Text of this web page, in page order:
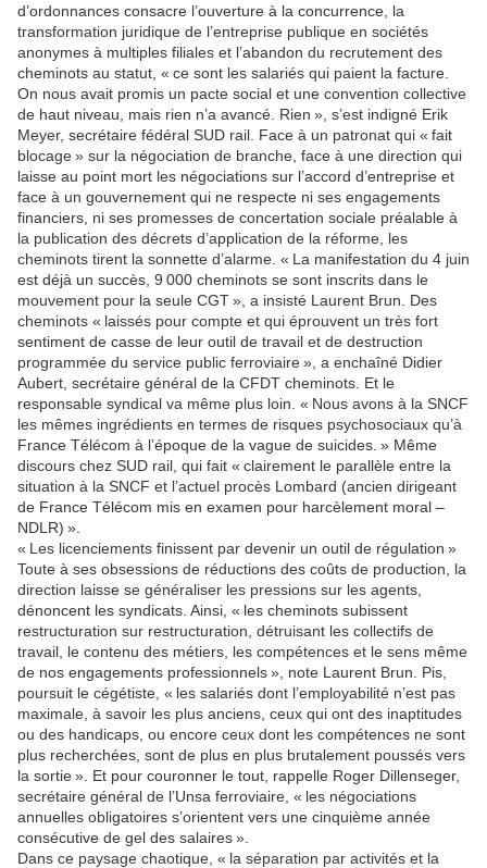
d’ordonnances consacre l’ouverture à la concurrence, la
transformation juridique de l’entreprise publique en sociétés
anonymes à multiples filiales et l’abandon du recrutement des
cheminots au statut, « ce sont les salariés qui paient la facture.
On nous avait promis un pacte social et une convention collective
de haut niveau, mais rien n’a avancé. Rien », s’est indigné Erik
Meyer, secrétaire fédéral SUD rail. Face à un patronat qui « fait
blocage » sur la négociation de branche, face à une direction qui
laisse au point mort les négociations sur l’accord d’entreprise et
face à un gouvernement qui ne respecte ni ses engagements
financiers, ni ses promesses de concertation sociale préalable à
la publication des décrets d’application de la réforme, les
cheminots tirent la sonnette d’alarme. « La manifestation du 4 juin
est déjà un succès, 9 000 cheminots se sont inscrits dans le
mouvement pour la seule CGT », a insisté Laurent Brun. Des
cheminots « laissés pour compte et qui éprouvent un très fort
sentiment de casse de leur outil de travail et de destruction
programmée du service public ferroviaire », a enchaîné Didier
Aubert, secrétaire général de la CFDT cheminots. Et le
responsable syndical va même plus loin. « Nous avons à la SNCF
les mêmes ingrédients en termes de risques psychosociaux qu’à
France Télécom à l’époque de la vague de suicides. » Même
discours chez SUD rail, qui fait « clairement le parallèle entre la
situation à la SNCF et l’actuel procès Lombard (ancien dirigeant
de France Télécom mis en examen pour harcèlement moral –
NDLR) ».
« Les licenciements finissent par devenir un outil de régulation »
Toute à ses obsessions de réductions des coûts de production, la
direction laisse se généraliser les pressions sur les agents,
dénoncent les syndicats. Ainsi, « les cheminots subissent
restructuration sur restructuration, détruisant les collectifs de
travail, le contenu des métiers, les compétences et le sens même
de nos engagements professionnels », note Laurent Brun. Pis,
poursuit le cégétiste, « les salariés dont l’employabilité n’est pas
maximale, à savoir les plus anciens, ceux qui ont des inaptitudes
ou des handicaps, ou encore ceux dont les compétences ne sont
plus recherchées, sont de plus en plus brutalement poussés vers
la sortie ». Et pour couronner le tout, rappelle Roger Dillenseger,
secrétaire général de l’Unsa ferroviaire, « les négociations
annuelles obligatoires s’orientent vers une cinquième année
consécutive de gel des salaires ».
Dans ce paysage chaotique, « la séparation par activités et la